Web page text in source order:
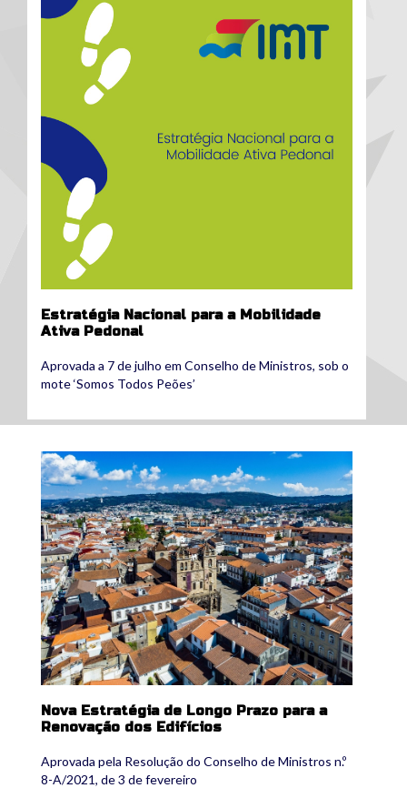
Estratégia Nacional para a Mobilidade
Ativa Pedonal
Aprovada a 7 de julho em Conselho de Ministros, sob o
mote ‘Somos Todos Peões’
nova.jpg
Nova Estratégia de Longo Prazo para a
Renovação dos Edifícios
Aprovada pela Resolução do Conselho de Ministros n.º
8-A/2021, de 3 de fevereiro